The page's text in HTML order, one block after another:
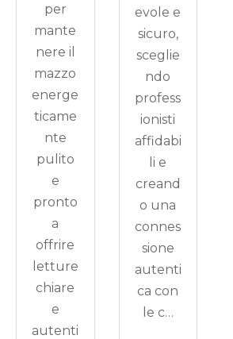
per
mante
nere il
mazzo
energe
ticame
nte
pulito
e
pronto
a
offrire
letture
chiare
e
autenti
evole e
sicuro,
sceglie
ndo
profess
ionisti
affidabi
li e
creand
o una
connes
sione
autenti
ca con
le c…